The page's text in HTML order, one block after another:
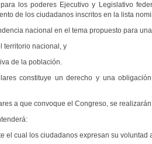
para los poderes Ejecutivo y Legislativo
de los ciudadanos inscritos en la lista
nacional en el tema propuesto para
territorio nacional, y
de la población.
constituye un derecho y una
a que convoque el Congreso, se
cual los ciudadanos expresan su voluntad